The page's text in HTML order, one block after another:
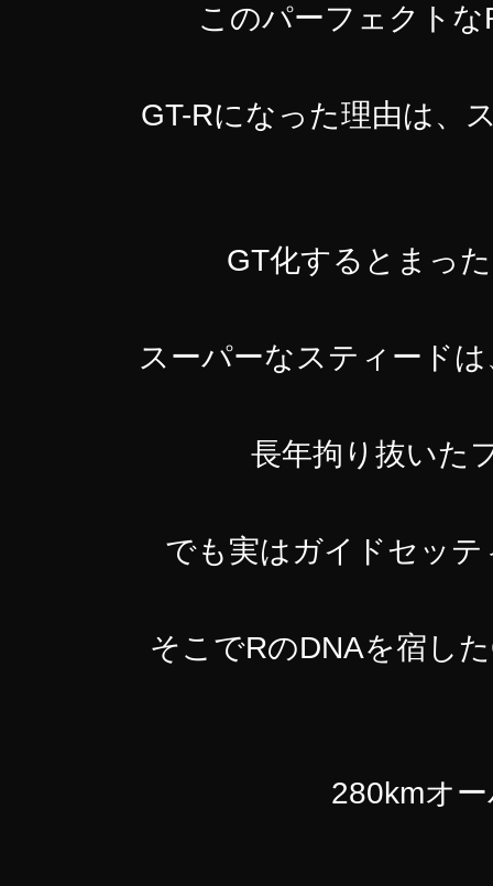
このパーフェクト
GT-Rになった理由は、
GT化するとまっ
スーパーなスティード
長年拘り抜いた
でも実はガイドセッ
そこでRのDNAを宿し
280kmオ